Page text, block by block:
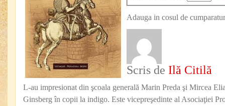
Adauga in cosul de
Scris de Ilă Citilă
L-au impresionat din şcoala generală Marin Preda şi Mircea
Ginsberg în copii la indigo. Este vicepreşedinte al Asociaţiei